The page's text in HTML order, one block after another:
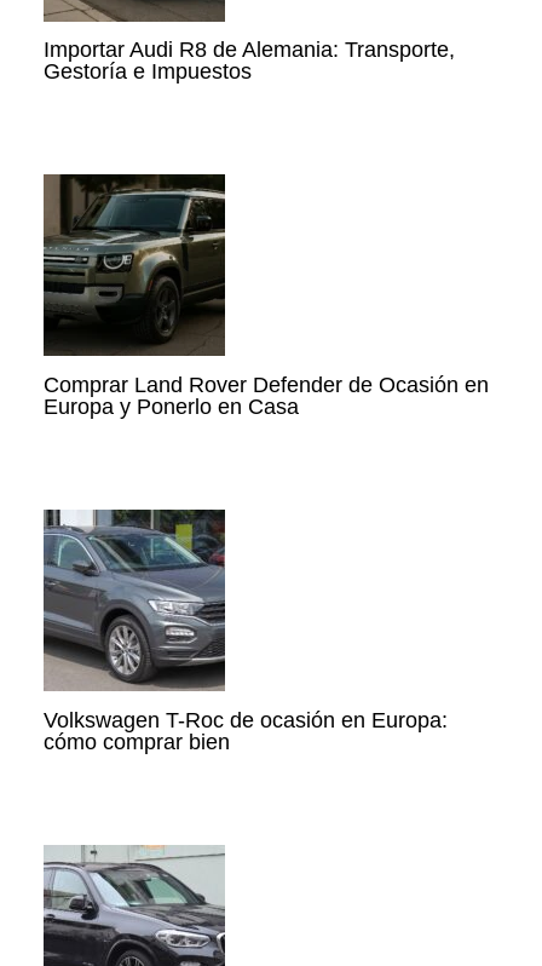
Importar Audi R8 de Alemania: Transporte,
Gestoría e Impuestos
Comprar Land Rover Defender de Ocasión en
Europa y Ponerlo en Casa
Volkswagen T-Roc de ocasión en Europa:
cómo comprar bien